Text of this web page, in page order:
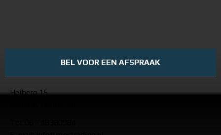
BEL VOOR EEN AFSPRAAK
Heiberg 15